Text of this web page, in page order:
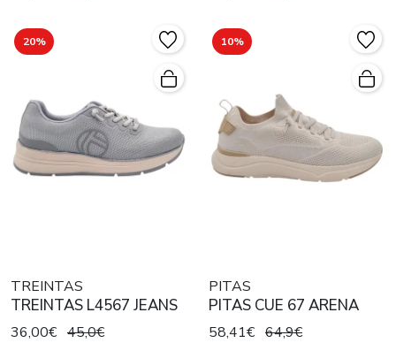
20%
TREINTAS
TREINTAS L4567 JEANS
36,00€ 45,0€
10%
PITAS
PITAS CUE 67 ARENA
58,41€ 64,9€